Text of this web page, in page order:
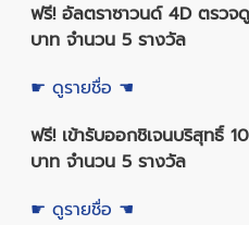
ฟรี! อัลตราซาวนด์ 4D ตรวจ
บาท จำนวน 5 รางวัล
☛ ดูรายชื่อ ☚
ฟรี! เข้ารับออกชิเจนบริสุทธิ์
บาท จำนวน 5 รางวัล
☛ ดูรายชื่อ ☚